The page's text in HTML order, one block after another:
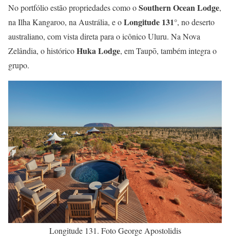
No portfólio estão propriedades como oSouthern Ocean Lodge,
na Ilha Kangaroo, na Austrália, e oLongitude 131°, no deserto
australiano, com vista direta para o icônico Uluru. Na Nova
Zelândia, o históricoHuka Lodge, em Taupō, também integra o
grupo.
Longitude 131. Foto George Apostolidis